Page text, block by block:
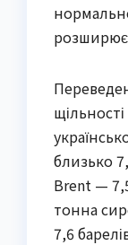
близько
Brent —
тонна
7,6